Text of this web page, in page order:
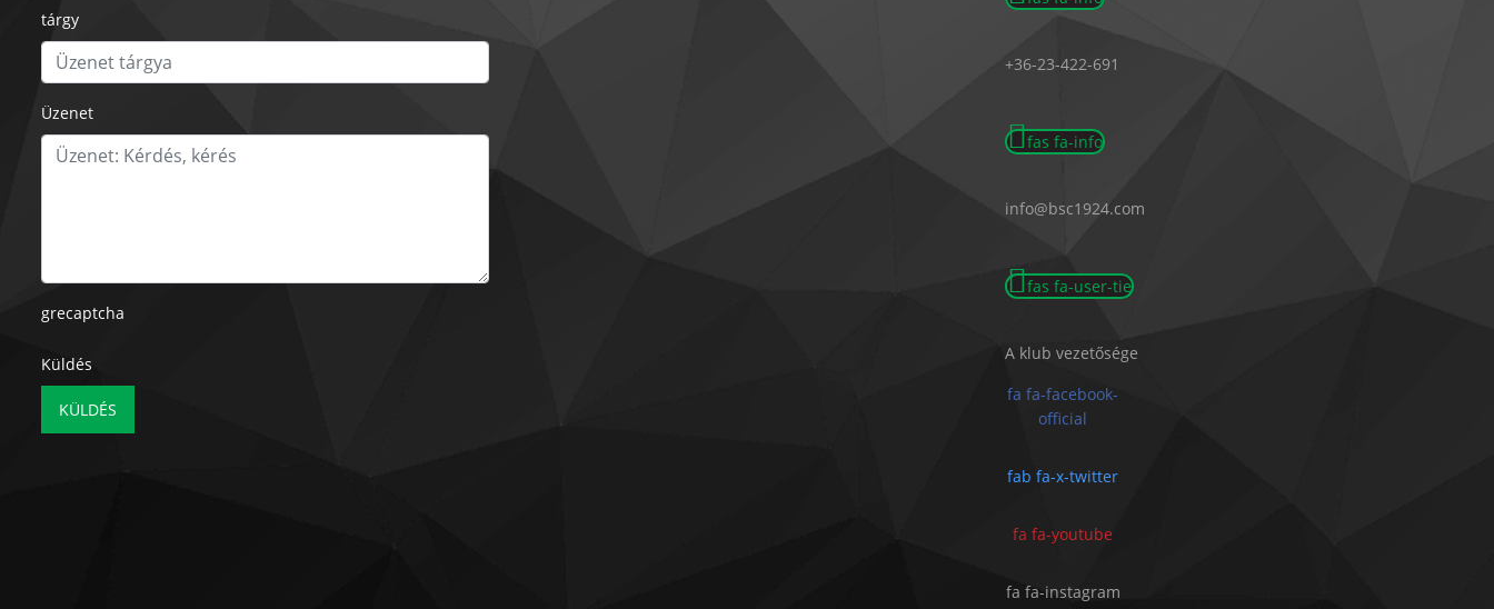
tárgy
Üzenet
grecaptcha
Küldés
KÜLDÉS
+36-23-422-691
fas fa-info
info@bsc1924.com
fas fa-user-tie
A klub vezetősége
fa fa-facebook-
official
fab fa-x-twitter
fa fa-youtube
fa fa-instagram